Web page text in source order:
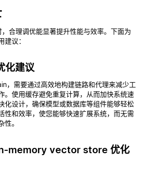
合理调优能显著提升性能与效率。下面为
建议：
化建议
，需要通过高效地构建链路和代理来减少工
。使用缓存避免重复计算，从而加快系统速
化设计，确保模型或数据库等组件能够轻松
性和效率，使您能够快速扩展系统，而无需
。
memory vector store 优化